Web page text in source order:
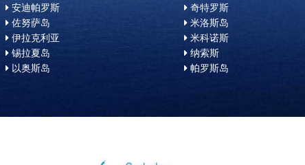
安迪帕罗斯
佐努萨岛
伊拉克利亚
锡拉夏岛
以奥斯岛
奇特罗斯
米洛斯岛
米科诺斯
纳索斯
帕罗斯岛